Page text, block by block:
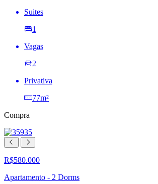
Suites
1
Vagas
2
Privativa
77m²
Compra
R$580.000
Apartamento - 2 Dorms